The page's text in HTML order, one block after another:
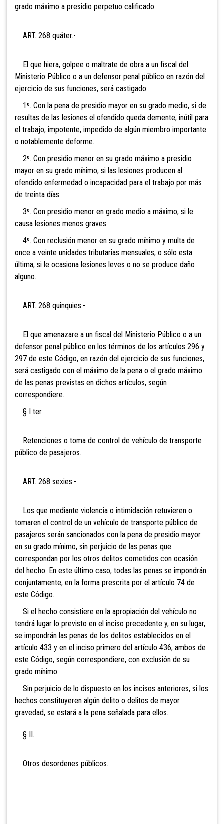
grado máximo a presidio perpetuo calificado.
ART. 268 quáter.-
El que hiera, golpee o maltrate de obra a un fiscal del
Ministerio Público o a un defensor penal público en razón del
ejercicio de sus funciones, será castigado:
1º. Con la pena de presidio mayor en su grado medio, si de
resultas de las lesiones el ofendido queda demente, inútil para
el trabajo, impotente, impedido de algún miembro importante
o notablemente deforme.
2º. Con presidio menor en su grado máximo a presidio
mayor en su grado mínimo, si las lesiones producen al
ofendido enfermedad o incapacidad para el trabajo por más
de treinta días.
3º. Con presidio menor en grado medio a máximo, si le
causa lesiones menos graves.
4º. Con reclusión menor en su grado mínimo y multa de
once a veinte unidades tributarias mensuales, o sólo esta
última, si le ocasiona lesiones leves o no se produce daño
alguno.
ART. 268 quinquies.-
El que amenazare a un fiscal del Ministerio Público o a un
defensor penal público en los términos de los artículos 296 y
297 de este Código, en razón del ejercicio de sus funciones,
será castigado con el máximo de la pena o el grado máximo
de las penas previstas en dichos artículos, según
correspondiere.
§ I ter.
Retenciones o toma de control de vehículo de transporte
público de pasajeros.
ART. 268 sexies.-
Los que mediante violencia o intimidación retuvieren o
tomaren el control de un vehículo de transporte público de
pasajeros serán sancionados con la pena de presidio mayor
en su grado mínimo, sin perjuicio de las penas que
correspondan por los otros delitos cometidos con ocasión
del hecho. En este último caso, todas las penas se impondrán
conjuntamente, en la forma prescrita por el artículo 74 de
este Código.
Si el hecho consistiere en la apropiación del vehículo no
tendrá lugar lo previsto en el inciso precedente y, en su lugar,
se impondrán las penas de los delitos establecidos en el
artículo 433 y en el inciso primero del artículo 436, ambos de
este Código, según correspondiere, con exclusión de su
grado mínimo.
Sin perjuicio de lo dispuesto en los incisos anteriores, si los
hechos constituyeren algún delito o delitos de mayor
gravedad, se estará a la pena señalada para ellos.
§ II.
Otros desordenes públicos.